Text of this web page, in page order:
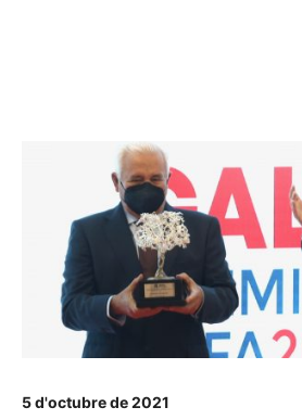
5 d'octubre de 2021